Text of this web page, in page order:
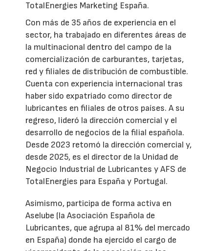
TotalEnergies Marketing España.
Con más de 35 años de experiencia en el
sector, ha trabajado en diferentes áreas de
la multinacional dentro del campo de la
comercialización de carburantes, tarjetas,
red y filiales de distribución de combustible.
Cuenta con experiencia internacional tras
haber sido expatriado como director de
lubricantes en filiales de otros países. A su
regreso, lideró la dirección comercial y el
desarrollo de negocios de la filial española.
Desde 2023 retomó la dirección comercial y,
desde 2025, es el director de la Unidad de
Negocio Industrial de Lubricantes y AFS de
TotalEnergies para España y Portugal.
Asimismo, participa de forma activa en
Aselube (la Asociación Española de
Lubricantes, que agrupa al 81% del mercado
en España) donde ha ejercido el cargo de